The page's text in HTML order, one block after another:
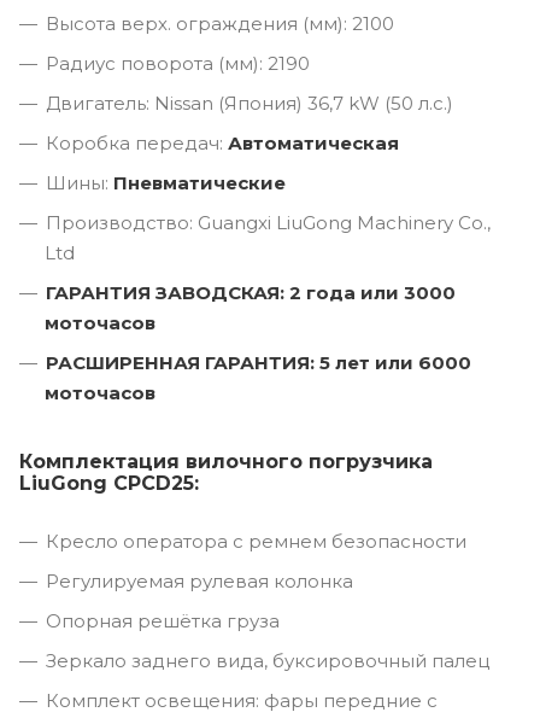
Высота верх. ограждения (мм): 2100
Радиус поворота (мм): 2190
Двигатель: Nissan (Япония) 36,7 kW (50 л.с.)
Коробка передач: Автоматическая
Шины: Пневматические
Производство: Guangxi LiuGong Machinery Co.,
Ltd
ГАРАНТИЯ ЗАВОДСКАЯ: 2 года или 3000
моточасов
РАСШИРЕННАЯ ГАРАНТИЯ: 5 лет или 6000
моточасов
Комплектация вилочного погрузчика
LiuGong CPCD25:
Кресло оператора с ремнем безопасности
Регулируемая рулевая колонка
Опорная решётка груза
Зеркало заднего вида, буксировочный палец
Комплект освещения: фары передние с